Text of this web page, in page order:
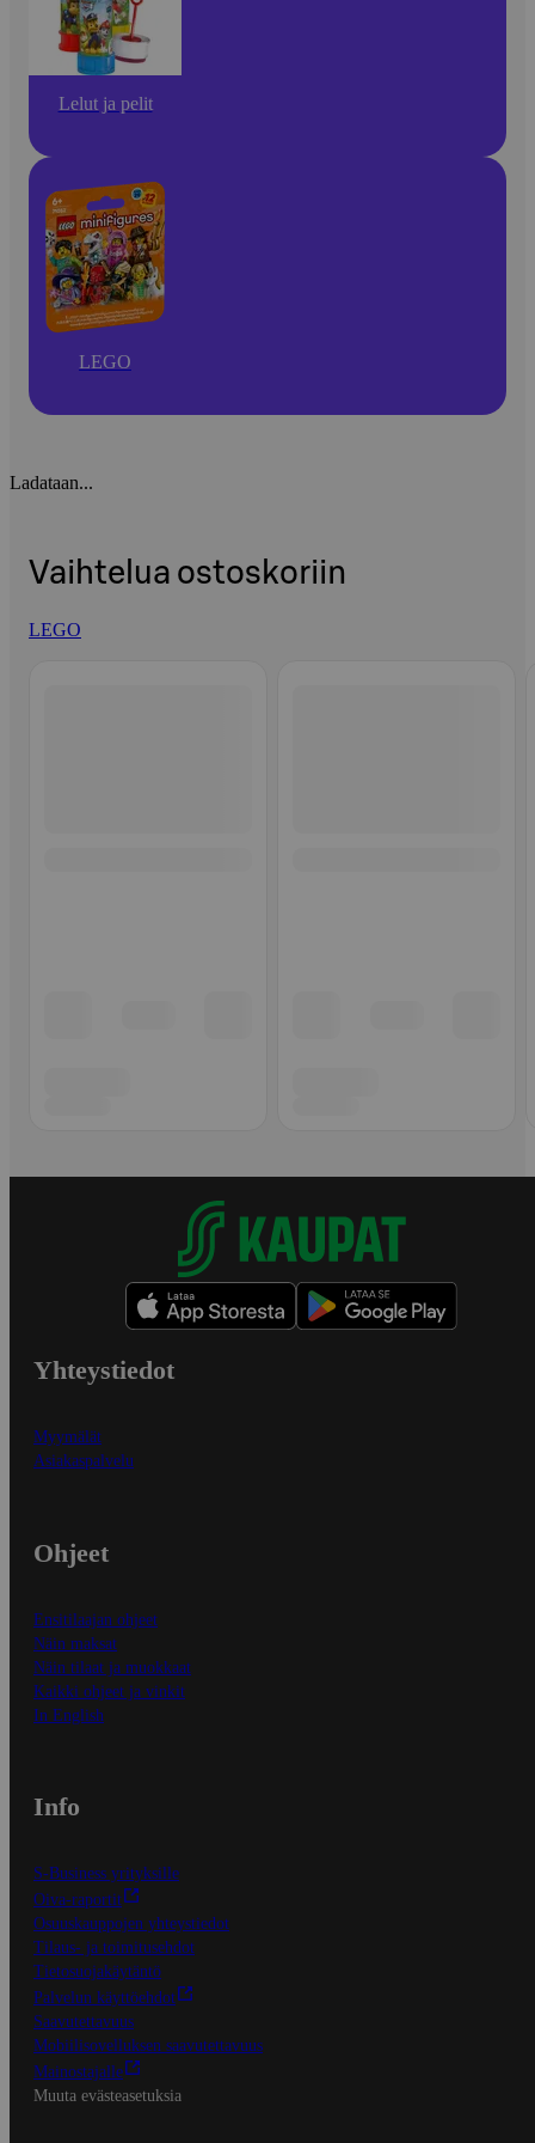
Lelut ja pelit
LEGO
Ladataan...
Vaihtelua ostoskoriin
LEGO
Yhteystiedot
Myymälät
Asiakaspalvelu
Ohjeet
Ensitilaajan ohjeet
Näin maksat
Näin tilaat ja muokkaat
Kaikki ohjeet ja vinkit
In English
Info
S-Business yrityksille
Oiva-raportit
Osuuskauppojen yhteystiedot
Tilaus- ja toimitusehdot
Tietosuojakäytäntö
Palvelun käyttöehdot
Saavutettavuus
Mobiilisovelluksen saavutettavuus
Mainostajalle
Muuta evästeasetuksia